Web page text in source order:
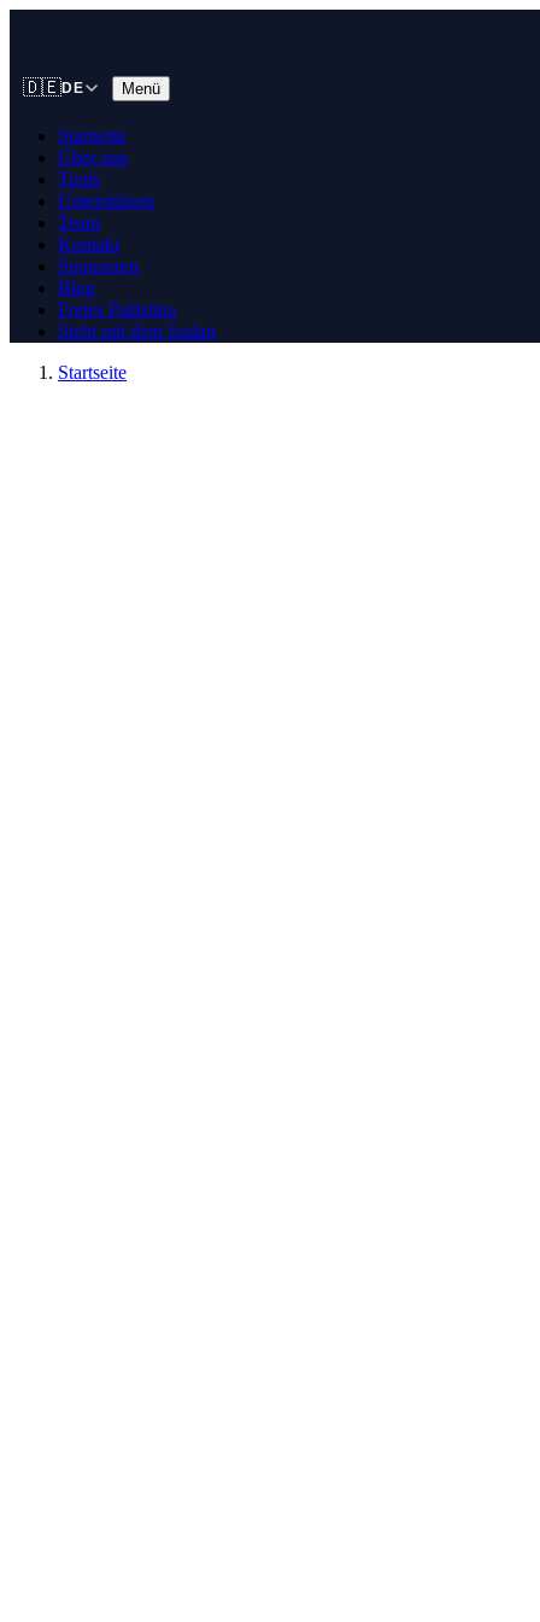
🇩🇪DE Menü
Startseite
Über uns
Tools
Unterstützen
Team
Kontakt
Sponsoren
Blog
Freies Palästina
Steht mit dem Sudan
Startseite